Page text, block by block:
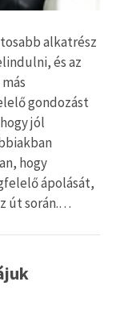
alkatrész
és az
gondozást
jól
hogy
ápolását,
út során.…